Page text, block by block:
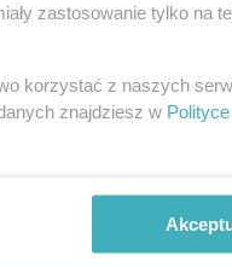
zastosowanie tylko na
korzystać z naszych
znajdziesz w Polityce